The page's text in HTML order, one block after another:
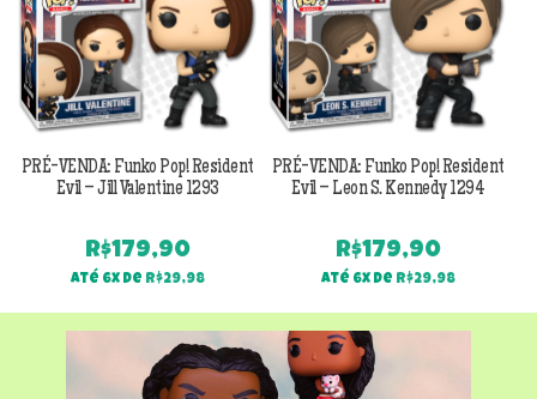
PRÉ-VENDA: Funko Pop! Resident
Evil – Jill Valentine 1293
R$179,90
Até 6x de R$29,98
PRÉ-VENDA: Funko Pop! Resident
Evil – Leon S. Kennedy 1294
R$179,90
Até 6x de R$29,98